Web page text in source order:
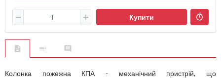
Купити
Колонка пожежна КПА - механічний пристрій, що